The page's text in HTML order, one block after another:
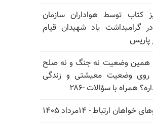
کتاب توسط هواداران سازمان
گرامیداشت یاد شهیدان قیام
همین وضعیت نه جنگ و نه صلح
روی وضعیت معیشتی و زندگی
همراه با سؤالات -۲۸۶
ارتباط - ۱۴مرداد ۱۴۰۵